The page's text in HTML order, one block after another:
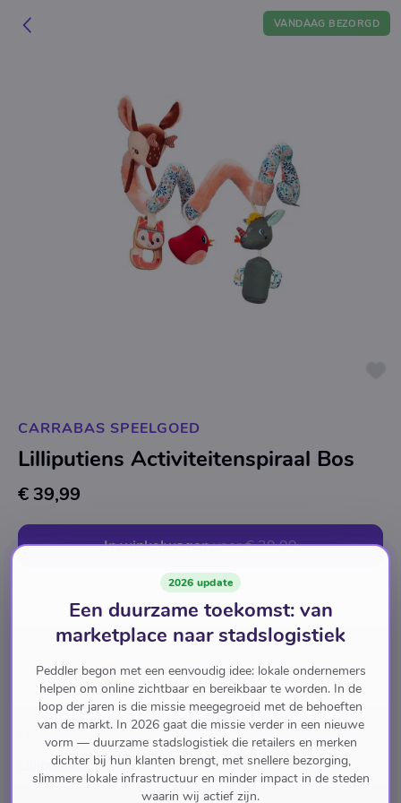
VANDAAG BEZORGD
CARRABAS SPEELGOED
Lilliputiens Activiteitenspiraal Bos
€ 39,99
In winkelwagenvoor€ 39,99
Baby en Peuter Babyspeelgoed
Pay with
Merk
Lilliputiens
2026 update
Een duurzame toekomst: van
marketplace naar stadslogistiek
Peddler begon met een eenvoudig idee: lokale ondernemers
helpen om online zichtbaar en bereikbaar te worden. In de
loop der jaren is die missie meegegroeid met de behoeften
van de markt. In 2026 gaat die missie verder in een nieuwe
vorm — duurzame stadslogistiek die retailers en merken
dichter bij hun klanten brengt, met snellere bezorging,
slimmere lokale infrastructuur en minder impact in de steden
waarin wij actief zijn.